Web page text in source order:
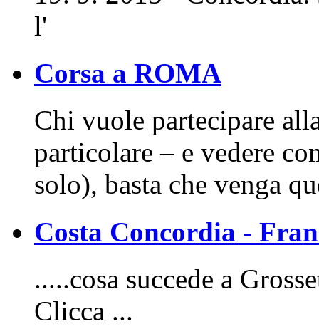
l'
Corsa a ROMA
Chi vuole partecipare
particolare – e vedere
solo), basta che venga
Costa Concordia -
.....cosa succede a
Clicca ...